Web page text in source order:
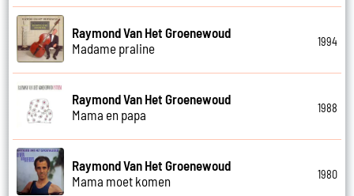
Raymond Van Het Groenewoud
Madame praline
1994
Raymond Van Het Groenewoud
Mama en papa
1988
Raymond Van Het Groenewoud
Mama moet komen
1980